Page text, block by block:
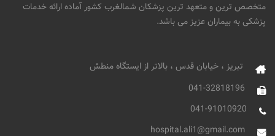
متخصص ترین و متعهد ترین پزشکان شمالغرب کشور آماده ارائه خدمات
پزشکی به بیماران عزیز می باشد.
تبریز ، خیابان قدس ، بالاتر از ایستگاه منطش
041-32818196
041-91010920
hospital.ali1@gmail.com